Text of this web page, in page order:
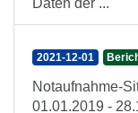
Daten der ...
2021-12-01
Notaufnahme-
01.01.2019 -